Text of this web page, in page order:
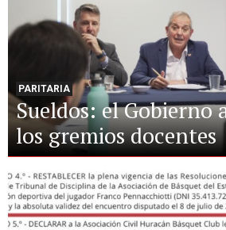
PARITARIA
Sueldos: el Gobierno
los gremios docentes